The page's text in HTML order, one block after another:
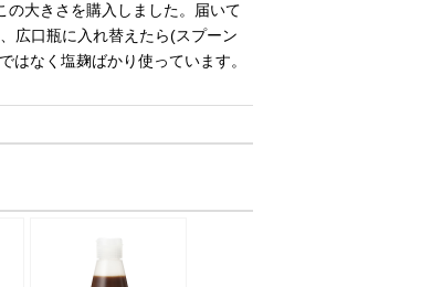
大きさを購入しました。届いて
広口瓶に入れ替えたら(スプーン
はなく塩麹ばかり使っています。